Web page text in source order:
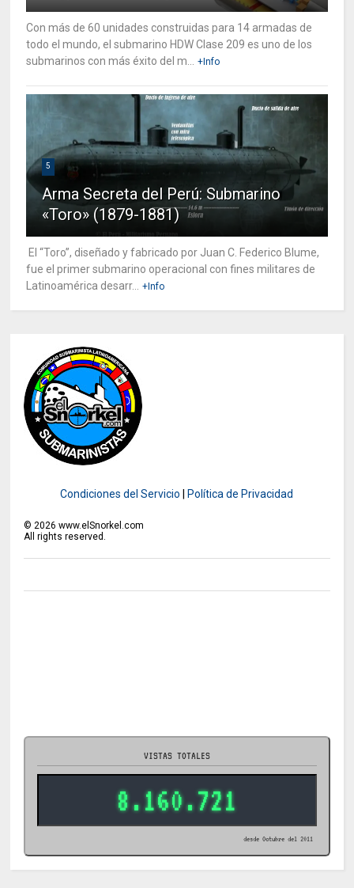
Con más de 60 unidades construidas para 14 armadas de
todo el mundo, el submarino HDW Clase 209 es uno de los
submarinos con más éxito del m...
+Info
5
Arma Secreta del Perú: Submarino
«Toro» (1879-1881)
El “Toro”, diseñado y fabricado por Juan C. Federico Blume,
fue el primer submarino operacional con fines militares de
Latinoamérica desarr...
+Info
Condiciones del Servicio Política de Privacidad
©2026 www.elSnorkel.com
All rights reserved.
VISTAS TOTALES
8.160.721
desde Octubre del 2011